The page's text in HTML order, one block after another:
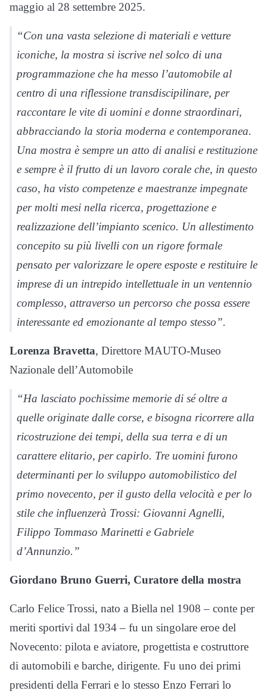
maggio al 28 settembre 2025.
“Con una vasta selezione di materiali e vetture
iconiche, la mostra si iscrive nel solco di una
programmazione che ha messo l’automobile al
centro di una riflessione transdiscipilinare, per
raccontare le vite di uomini e donne straordinari,
abbracciando la storia moderna e contemporanea.
Una mostra è sempre un atto di analisi e restituzione
e sempre è il frutto di un lavoro corale che, in questo
caso, ha visto competenze e maestranze impegnate
per molti mesi nella ricerca, progettazione e
realizzazione dell’impianto scenico. Un allestimento
concepito su più livelli con un rigore formale
pensato per valorizzare le opere esposte e restituire le
imprese di un intrepido intellettuale in un ventennio
complesso, attraverso un percorso che possa essere
interessante ed emozionante al tempo stesso”.
Lorenza Bravetta, Direttore MAUTO-Museo
Nazionale dell’Automobile
“Ha lasciato pochissime memorie di sé oltre a
quelle originate dalle corse, e bisogna ricorrere alla
ricostruzione dei tempi, della sua terra e di un
carattere elitario, per capirlo. Tre uomini furono
determinanti per lo sviluppo automobilistico del
primo novecento, per il gusto della velocità e per lo
stile che influenzerà Trossi: Giovanni Agnelli,
Filippo Tommaso Marinetti e Gabriele
d’Annunzio.”
Giordano Bruno Guerri, Curatore della mostra
Carlo Felice Trossi, nato a Biella nel 1908 – conte per
meriti sportivi dal 1934 – fu un singolare eroe del
Novecento: pilota e aviatore, progettista e costruttore
di automobili e barche, dirigente. Fu uno dei primi
presidenti della Ferrari e lo stesso Enzo Ferrari lo